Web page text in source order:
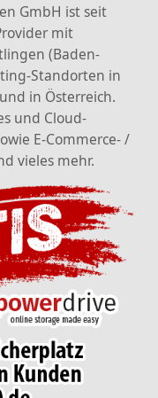
GmbH ist seit
mit
(Baden-
Standorten in
in Österreich.
und Cloud-
E-Commerce- /
vieles mehr.